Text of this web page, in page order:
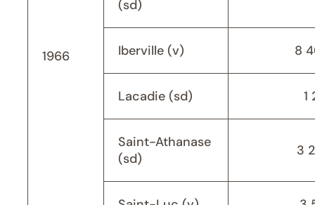
1966
(sd)
Iberville (v) 8
Lacadie (sd) 1
Saint-Athanase
(sd)
3